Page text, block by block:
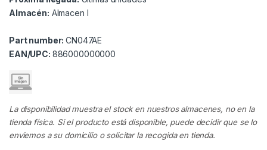
Almacén: Almacen I
Part number:CN047AE
EAN/UPC: 886000000000
La disponibilidad muestra el stock en nuestros almacenes, no en la
tienda física. Si el producto está disponible, puede decidir que se lo
enviemos a su domicilio o solicitar la recogida en tienda.